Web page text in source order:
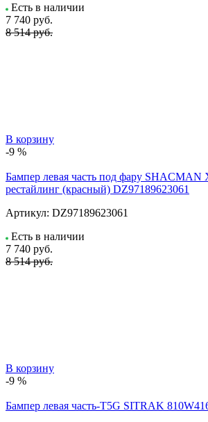
Есть в наличии
7 740 руб.
8 514 руб.
В корзину
-9 %
Бампер левая часть под фару SHACMAN
рестайлинг (красный) DZ97189623061
Артикул: DZ97189623061
Есть в наличии
7 740 руб.
8 514 руб.
В корзину
-9 %
Бампер левая часть-T5G SITRAK